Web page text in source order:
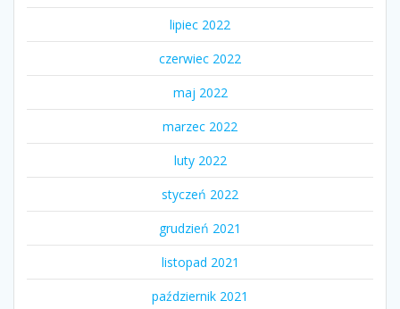
lipiec 2022
czerwiec 2022
maj 2022
marzec 2022
luty 2022
styczeń 2022
grudzień 2021
listopad 2021
październik 2021